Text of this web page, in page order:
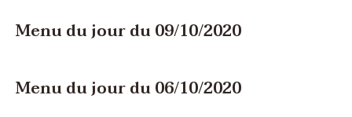
Menu du jour du 09/10/2020
Menu du jour du 06/10/2020